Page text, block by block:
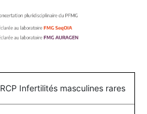
RCP Infertilités masculines rares